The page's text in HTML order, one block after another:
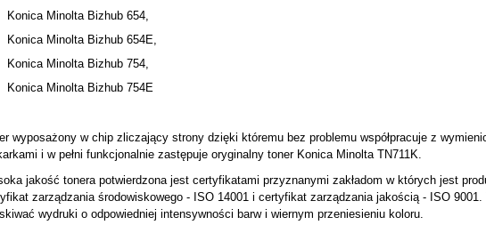
Konica Minolta Bizhub 654,
Konica Minolta Bizhub 654E,
Konica Minolta Bizhub 754,
Konica Minolta Bizhub 754E
wyposażony w chip zliczający strony dzięki któremu bez problemu współpracuje z
i w pełni funkcjonalnie zastępuje oryginalny toner Konica Minolta TN711K.
jakość tonera potwierdzona jest certyfikatami przyznanymi zakładom w których jest
zarządzania środowiskowego - ISO 14001 i certyfikat zarządzania jakością - ISO 9001.
wydruki o odpowiedniej intensywności barw i wiernym przeniesieniu koloru.